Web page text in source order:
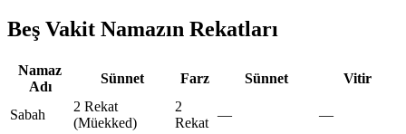
Beş Vakit Namazın Rekatları
Namaz
Adı
Sünnet Farz Sünnet Vitir
Sabah
2 Rekat
(Müekked)
2
Rekat
— —